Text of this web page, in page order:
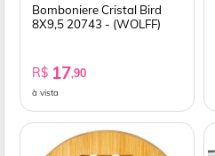
Bomboniere Cristal Bird
8X9,5 20743 - (WOLFF)
R$ 17,90
à vista